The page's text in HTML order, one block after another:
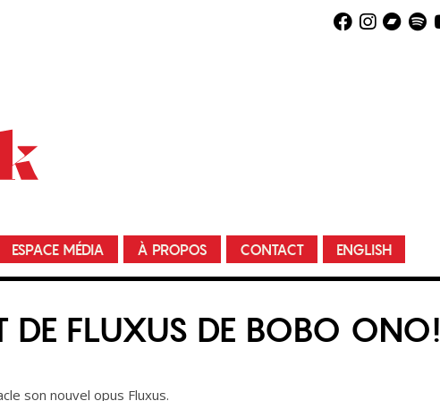
ESPACE MÉDIA À PROPOS CONTACT ENGLISH
DE FLUXUS DE BOBO ONO!
son nouvel opus Fluxus.